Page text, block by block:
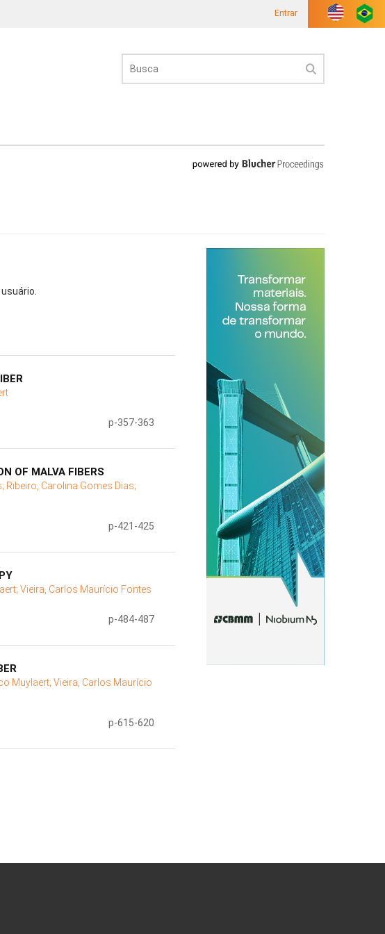
Entrar
p-357-363
OF MALVA FIBERS
Ribeiro, Carolina Gomes Dias;
p-421-425
Vieira, Carlos Maurício Fontes
p-484-487
Muylaert; Vieira, Carlos Maurício
p-615-620